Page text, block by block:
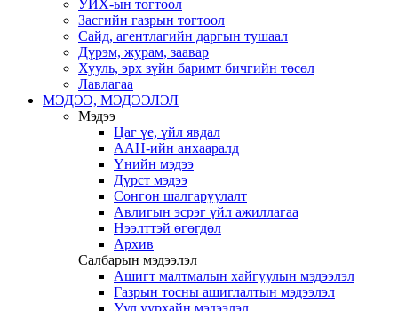
УИХ-ын тогтоол
Засгийн газрын тогтоол
Сайд, агентлагийн даргын тушаал
Дүрэм, журам, заавар
Хууль, эрх зүйн баримт бичгийн төсөл
Лавлагаа
МЭДЭЭ, МЭДЭЭЛЭЛ
Мэдээ
Цаг үе, үйл явдал
ААН-ийн анхааралд
Үнийн мэдээ
Дүрст мэдээ
Сонгон шалгаруулалт
Авлигын эсрэг үйл ажиллагаа
Нээлттэй өгөгдөл
Архив
Салбарын мэдээлэл
Ашигт малтмалын хайгуулын мэдээлэл
Газрын тосны ашиглалтын мэдээлэл
Уул уурхайн мэдээлэл